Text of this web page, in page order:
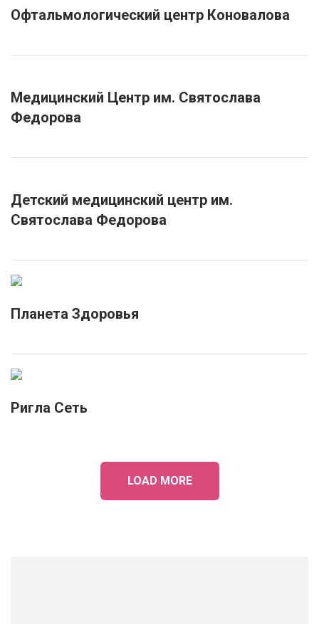
Офтальмологический центр Коновалова
Медицинский Центр им. Святослава
Федорова
Детский медицинский центр им.
Святослава Федорова
Планета Здоровья
Ригла Сеть
LOAD MORE